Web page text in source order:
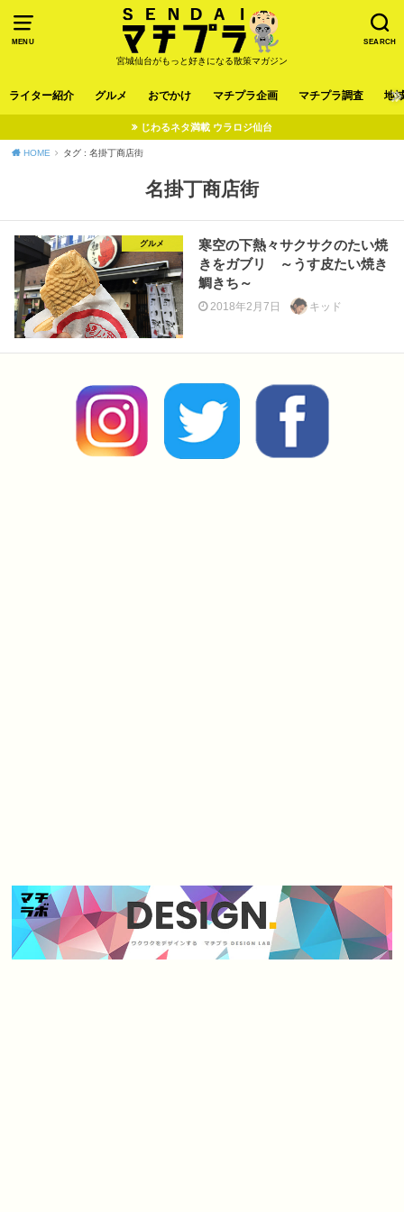
MENU SEARCH
宮城仙台がもっと好きになる散策マガジン
ライター紹介 グルメ おでかけ マチプラ企画 マチプラ調査 地
じわるネタ満載 ウラロジ仙台
HOME タグ : 名掛丁商店街
名掛丁商店街
グルメ
寒空の下熱々サクサクのたい焼
きをガブリ ～うす皮たい焼き
鯛きち～
2018年2月7日 キッド